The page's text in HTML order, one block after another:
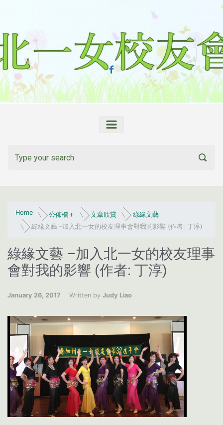
Home 公佈欄＋ 文章欣賞
綠緣文藝
綠緣文藝 –加入北一女的校友理事會對我的影響 (作者: 丁淳)
綠緣文藝 –加入北一女的校友理事
會對我的影響 (作者: 丁淳)
January 26, 2017 Written by Judy Liao